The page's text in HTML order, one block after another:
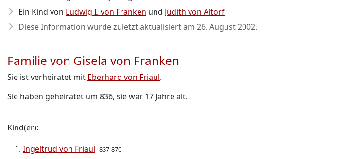
Ein Kind von Ludwig I. von Franken und Judith von Altorf
Diese Information wurde zuletzt aktualisiert am 26. August 2002.
Familie von Gisela von Franken
Sie ist verheiratet mit Eberhard von Friaul.
Sie haben geheiratet um 836, sie war 17 Jahre alt.
Kind(er):
Ingeltrud von Friaul 837-870